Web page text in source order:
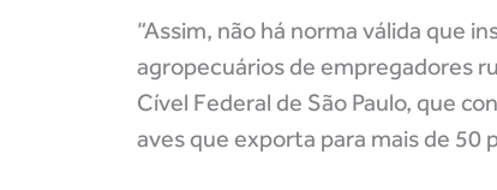
“Assim, não há norma válida que
agropecuários de empregadores
Cível Federal de São Paulo, que
aves que exporta para mais de 50